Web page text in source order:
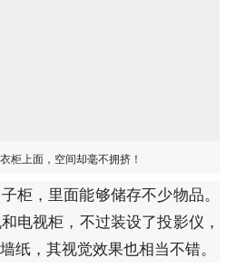
柜上面，空间却毫不拥挤！
柜，里面能够储存不少物品。
电视柜，不过装设了投影仪，
纸，其视觉效果也相当不错。